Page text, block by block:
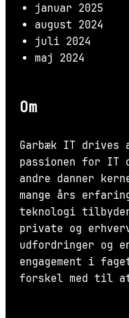
januar 2025
august 2024
juli 2024
maj 2024
Om
Garbæk IT drives
passionen for
andre danner
mange års
teknologi
private og
udfordringer og
engagement i
forskel med til at